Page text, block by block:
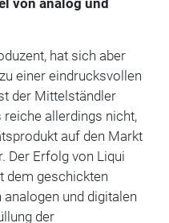
hat sich aber
einer eindrucksvollen
der Mittelständler
allerdings nicht,
auf den Markt
Der Erfolg von Liqui
dem geschickten
und digitalen
der